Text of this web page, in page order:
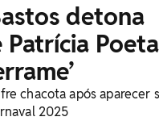
detona
Patrícia
chacota após aparecer
2025